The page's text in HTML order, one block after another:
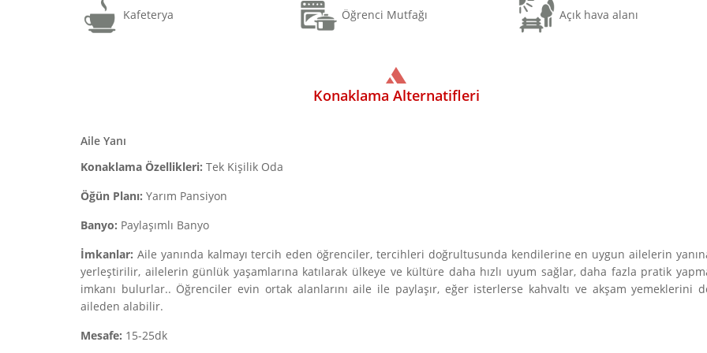
Kafeterya Öğrenci Mutfağı Açık hava alanı
Konaklama Alternatifleri
Aile Yanı
Konaklama Özellikleri: Tek Kişilik Oda
Öğün Planı: Yarım Pansiyon
Banyo: Paylaşımlı Banyo
İmkanlar: Aile yanında kalmayı tercih eden öğrenciler, tercihleri doğrultusunda kendilerine en uygun ailelerin
yerleştirilir, ailelerin günlük yaşamlarına katılarak ülkeye ve kültüre daha hızlı uyum sağlar, daha fazla pratik
imkanı bulurlar.. Öğrenciler evin ortak alanlarını aile ile paylaşır, eğer isterlerse kahvaltı ve akşam yemeklerini
aileden alabilir.
Mesafe: 15-25dk